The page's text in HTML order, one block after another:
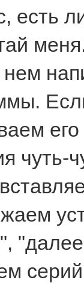
есть
нем
чуть-